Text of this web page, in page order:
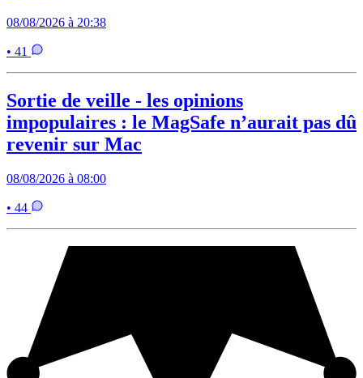
08/08/2026 à 20:38
• 41
Sortie de veille - les opinions
impopulaires : le MagSafe n’aurait pas dû
revenir sur Mac
08/08/2026 à 08:00
• 44